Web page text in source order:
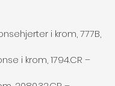
i krom, 777B,
i krom, 1794.CR –